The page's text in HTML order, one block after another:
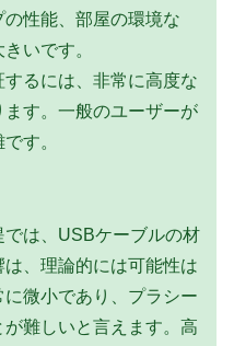
の性能、部屋の環境な
いです。
るには、非常に高度な
す。一般のユーザーが
す。
は、USBケーブルの材
、理論的には可能性は
微小であり、プラシー
難しいと言えます。高